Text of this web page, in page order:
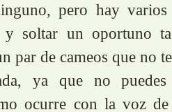
pero hay
y soltar un oportuno
par de cameos que no
ya que no
ocurre con la voz